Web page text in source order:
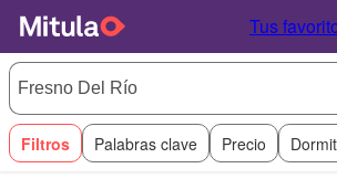
Tus
Filtros Palabras clave Precio